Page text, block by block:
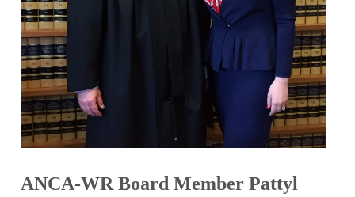
ANCA-WR Board Member Pattyl